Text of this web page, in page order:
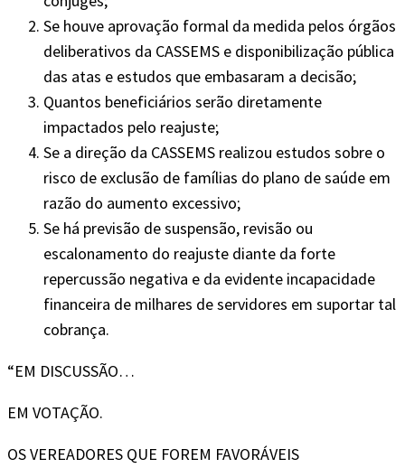
Se houve aprovação formal da medida pelos órgãos
deliberativos da CASSEMS e disponibilização pública
das atas e estudos que embasaram a decisão;
Quantos beneficiários serão diretamente
impactados pelo reajuste;
Se a direção da CASSEMS realizou estudos sobre o
risco de exclusão de famílias do plano de saúde em
razão do aumento excessivo;
Se há previsão de suspensão, revisão ou
escalonamento do reajuste diante da forte
repercussão negativa e da evidente incapacidade
financeira de milhares de servidores em suportar tal
cobrança.
“EM DISCUSSÃO…
EM VOTAÇÃO.
OS VEREADORES QUE FOREM FAVORÁVEIS